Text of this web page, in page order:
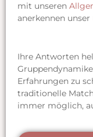
mit unseren
anerkennen unser
Ihre Antworten
Erfahrungen zu
traditionelle
immer möglich,